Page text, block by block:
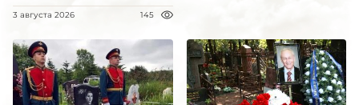
3 августа 2026 145